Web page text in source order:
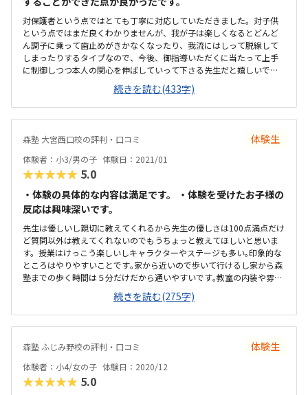
対保護者という点ではとても丁寧に対応していただきました。対子供
という点ではまだ良くわかりませんが、我が子は楽しくなるとどんど
ん調子に乗って歯止めがきかなくなったり、我流にはしって脱線して
しまったりするタイプなので、今後、御指導いただくに当たって上手
に制御しつつ本人の関心を伸ばしていって下さる先生だと嬉しいで
す。小学生の子供の興味をひくよう上手く作ってある教材で、自宅で
も遊び感覚で楽しそうに取り組んでいます。授業は個々人のペースで
進めさせて貰えるので、飽きてしまったり退屈してしまったりするこ
とのない点が有難いです。生活圏内にあって通いやすいです。駅にも近
辺では駐停車ができません。靴を脱いで上がるフロアで、待合にはち
ょっとしたソファもあり、子供がリラックスして過ごせる場所だと思
います。妥当な金額だと思います。教室に通うのは週１回ですが、自宅
でも自由にカリキュラムを進めて良いので、お得感もあります。
続きを読む(433字)
森塾 大宮西口校の評判・口コミ 体験生
体験者：小3/男の子 体験日：2021/01
★★★★★ 5.0
・体験の具体的な内容は満足です。 ・体験を受けたお子様の
反応は興味深いです。
先生は優しいし親切に教えてくれるから先生の優しさは100点満点だけ
ど質問以外は教えてくれないのでもうちょっと教えてほしいと思いま
す。授業はけっこう楽しいしキャラクターやステージも多い｡印象的な
ところはやりやすいことです｡家から近いので歩いて行けるし家から森
塾までの歩く時間は５分だけだから通いやすいです｡教室の内装や雰囲
気は静かです。お子様が過ごす場所としてはいい所です。机や椅子など
の設備はいいです。料金に対して授業内容や回数は少ないです。ご予算
6000円ぐらいと比較し、実際にかかる金額はやや高いです。子供がと
ても気に入っていたので良かったです。
続きを読む(275字)
森塾 ふじみ野校の評判・口コミ 体験生
体験者：小4/女の子 体験日：2020/12
★★★★★ 5.0